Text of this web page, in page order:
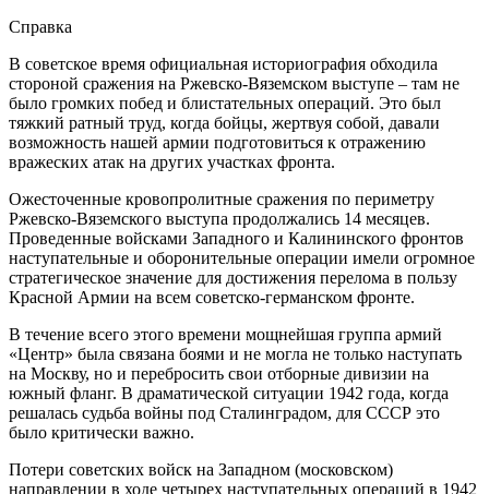
Справка
В советское время официальная историография обходила
стороной сражения на Ржевско-Вяземском выступе – там не
было громких побед и блистательных операций. Это был
тяжкий ратный труд, когда бойцы, жертвуя собой, давали
возможность нашей армии подготовиться к отражению
вражеских атак на других участках фронта.
Ожесточенные кровопролитные сражения по периметру
Ржевско-Вяземского выступа продолжались 14 месяцев.
Проведенные войсками Западного и Калининского фронтов
наступательные и оборонительные операции имели огромное
стратегическое значение для достижения перелома в пользу
Красной Армии на всем советско-германском фронте.
В течение всего этого времени мощнейшая группа армий
«Центр» была связана боями и не могла не только наступать
на Москву, но и перебросить свои отборные дивизии на
южный фланг. В драматической ситуации 1942 года, когда
решалась судьба войны под Сталинградом, для СССР это
было критически важно.
Потери советских войск на Западном (московском)
направлении в ходе четырех наступательных операций в 1942